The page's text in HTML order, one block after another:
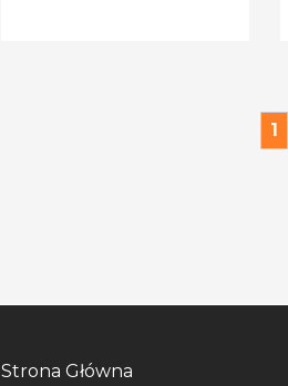
1
Strona Główna